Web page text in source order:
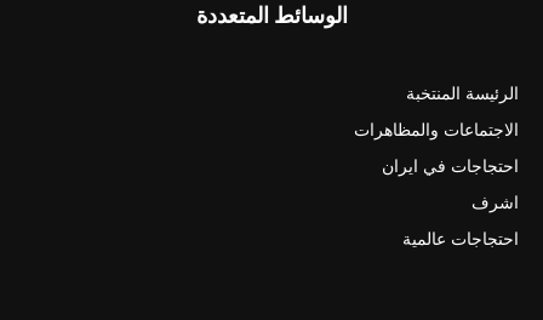
الوسائط المتعددة
الرئيسة المنتخبة
الاجتماعات والمظاهرات
احتجاجات في ايران
اشرف
احتجاجات عالمية